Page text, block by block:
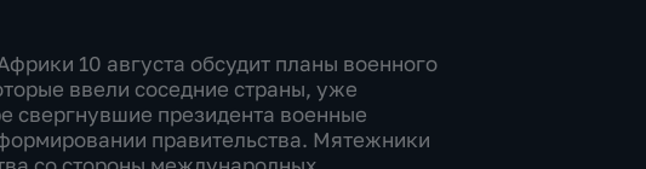
10 августа обсудит планы военного
ввели соседние страны, уже
свергнувшие президента военные
правительства. Мятежники